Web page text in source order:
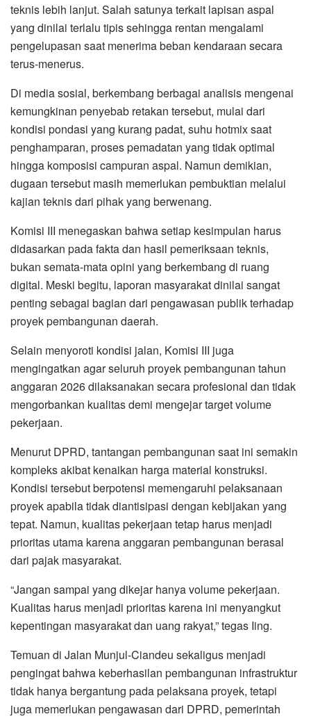
teknis lebih lanjut. Salah satunya terkait lapisan aspal
yang dinilai terlalu tipis sehingga rentan mengalami
pengelupasan saat menerima beban kendaraan secara
terus-menerus.
Di media sosial, berkembang berbagai analisis mengenai
kemungkinan penyebab retakan tersebut, mulai dari
kondisi pondasi yang kurang padat, suhu hotmix saat
penghamparan, proses pemadatan yang tidak optimal
hingga komposisi campuran aspal. Namun demikian,
dugaan tersebut masih memerlukan pembuktian melalui
kajian teknis dari pihak yang berwenang.
Komisi III menegaskan bahwa setiap kesimpulan harus
didasarkan pada fakta dan hasil pemeriksaan teknis,
bukan semata-mata opini yang berkembang di ruang
digital. Meski begitu, laporan masyarakat dinilai sangat
penting sebagai bagian dari pengawasan publik terhadap
proyek pembangunan daerah.
Selain menyoroti kondisi jalan, Komisi III juga
mengingatkan agar seluruh proyek pembangunan tahun
anggaran 2026 dilaksanakan secara profesional dan tidak
mengorbankan kualitas demi mengejar target volume
pekerjaan.
Menurut DPRD, tantangan pembangunan saat ini semakin
kompleks akibat kenaikan harga material konstruksi.
Kondisi tersebut berpotensi memengaruhi pelaksanaan
proyek apabila tidak diantisipasi dengan kebijakan yang
tepat. Namun, kualitas pekerjaan tetap harus menjadi
prioritas utama karena anggaran pembangunan berasal
dari pajak masyarakat.
“Jangan sampai yang dikejar hanya volume pekerjaan.
Kualitas harus menjadi prioritas karena ini menyangkut
kepentingan masyarakat dan uang rakyat,” tegas Iing.
Temuan di Jalan Munjul-Ciandeu sekaligus menjadi
pengingat bahwa keberhasilan pembangunan infrastruktur
tidak hanya bergantung pada pelaksana proyek, tetapi
juga memerlukan pengawasan dari DPRD, pemerintah